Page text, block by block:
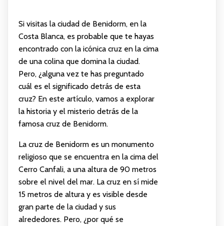
Si visitas la ciudad de Benidorm, en la
Costa Blanca, es probable que te hayas
encontrado con la icónica cruz en la cima
de una colina que domina la ciudad.
Pero, ¿alguna vez te has preguntado
cuál es el significado detrás de esta
cruz? En este artículo, vamos a explorar
la historia y el misterio detrás de la
famosa cruz de Benidorm.
La cruz de Benidorm es un monumento
religioso que se encuentra en la cima del
Cerro Canfali, a una altura de 90 metros
sobre el nivel del mar. La cruz en sí mide
15 metros de altura y es visible desde
gran parte de la ciudad y sus
alrededores. Pero, ¿por qué se